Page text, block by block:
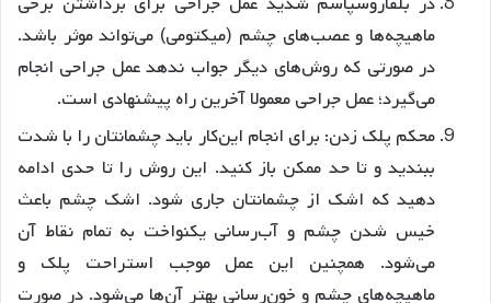
ماهیچه‌ها و عصب‌های چشم (میکتومی) می‌تواند موثر باشد.
در صورتی که روش‌های دیگر جواب ندهد عمل جراحی انجام
می‌گیرد؛ عمل جراحی معمولا آخرین راه پیشنهادی است.
محکم پلک زدن: برای انجام این‌کار باید چشمانتان را با شدت
ببندید و تا حد ممکن باز کنید. این روش را تا حدی ادامه
دهید که اشک از چشمانتان جاری شود. اشک چشم باعث
خیس شدن چشم و آب‌رسانی یکنواخت به تمام نقاط آن
می‌شود. همچنین این عمل موجب استراحت پلک و
ماهیچه‌های چشم و خون‌رسانی بهتر آن‌ها می‌شود. در صورت